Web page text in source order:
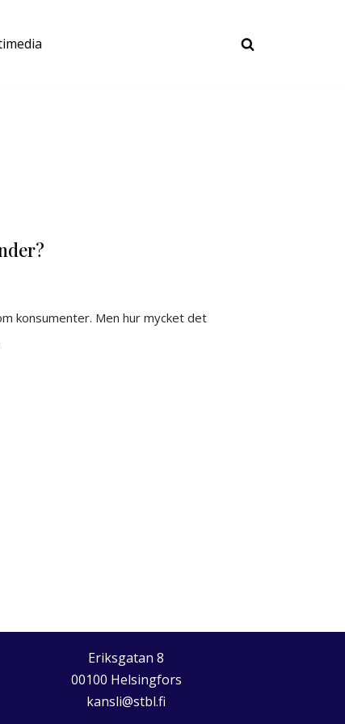
konsumenter. Men hur mycket det
Eriksgatan 8
00100 Helsingfors
kansli@stbl.fi